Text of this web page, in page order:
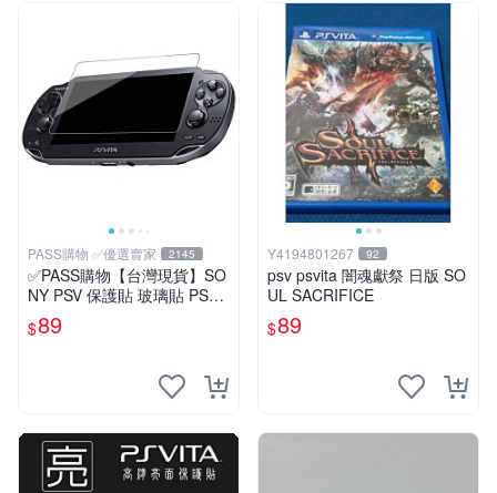
PASS購物 ✅優選賣家 2145
✅PASS購物【台灣現貨】SO
NY PSV 保護貼 玻璃貼 PSV
1007 2000 鋼化膜 PSV1000
鋼化貼
$89
Y4194801267 92
psv psvita 闇魂獻祭 日版 SO
UL SACRIFICE
$89